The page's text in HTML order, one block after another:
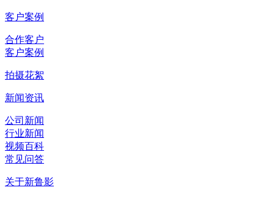
客户案例
合作客户
客户案例
拍摄花絮
新闻资讯
公司新闻
行业新闻
视频百科
常见问答
关于新鲁影